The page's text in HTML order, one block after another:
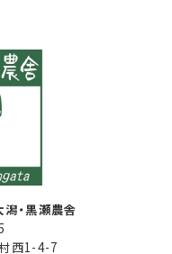
・黒瀬農舎
西1-4-7